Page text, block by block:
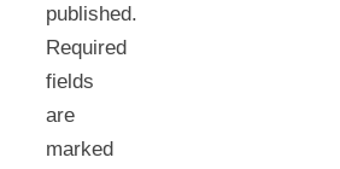
published.
Required
fields
are
marked